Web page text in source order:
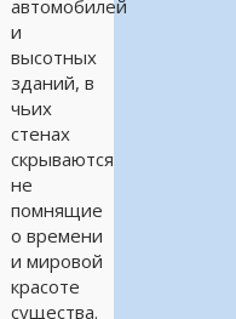
автомобилей
и
высотных
зданий, в
чьих
стенах
скрываются
не
помнящие
о времени
и мировой
красоте
существа.